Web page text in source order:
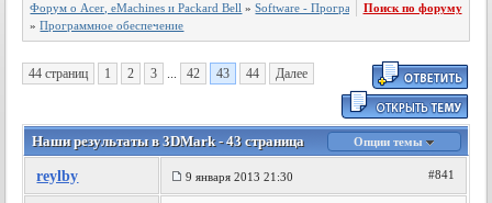
Форум о Acer, eMachines и Packard Bell »Software - Программное обеспечение
»Программное обеспечение
Поиск по форуму
44 страниц 1 2 3 ... 42 43 44 Далее
Наши результаты в 3DMark - 43 страница Опции темы
reylby 9 января 2013 21:30 #841